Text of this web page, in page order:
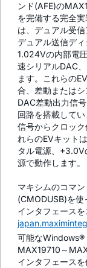
ンド(AFE)の
を完備する完全
は、デュアル受
デュアル送信デ
1.024Vの内部電
速シリアルDAC
ます。これらの
合、差動または
DAC差動出力信
回路を搭載して
信号からクロッ
れらのEVキット
タル電源、
源で動作します。
マキシムのコマ
(CMODUSB)を
インタフェースを
可能なWindows®
MAX19710～
インタフェース